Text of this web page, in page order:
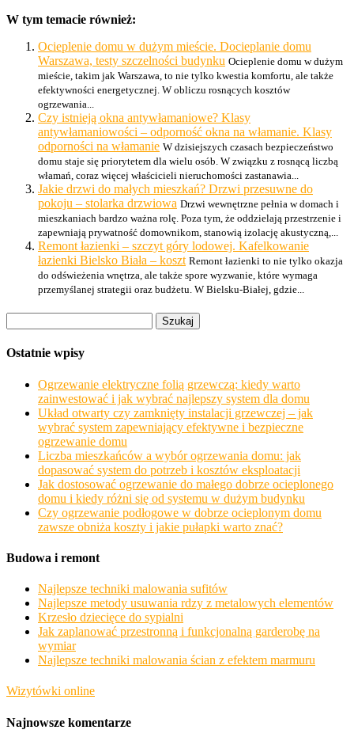
W tym temacie również:
Ocieplenie domu w dużym mieście. Docieplanie domu
Warszawa, testy szczelności budynku Ocieplenie domu w dużym
mieście, takim jak Warszawa, to nie tylko kwestia komfortu, ale także
efektywności energetycznej. W obliczu rosnących kosztów
ogrzewania...
Czy istnieją okna antywłamaniowe? Klasy
antywłamaniowości – odporność okna na włamanie. Klasy
odporności na włamanie W dzisiejszych czasach bezpieczeństwo
domu staje się priorytetem dla wielu osób. W związku z rosnącą liczbą
włamań, coraz więcej właścicieli nieruchomości zastanawia...
Jakie drzwi do małych mieszkań? Drzwi przesuwne do
pokoju – stolarka drzwiowa Drzwi wewnętrzne pełnia w domach i
mieszkaniach bardzo ważna rolę. Poza tym, że oddzielają przestrzenie i
zapewniają prywatność domownikom, stanowią izolację akustyczną,...
Remont łazienki – szczyt góry lodowej. Kafelkowanie
łazienki Bielsko Biała – koszt Remont łazienki to nie tylko okazja
do odświeżenia wnętrza, ale także spore wyzwanie, które wymaga
przemyślanej strategii oraz budżetu. W Bielsku-Białej, gdzie...
Ostatnie wpisy
Ogrzewanie elektryczne folią grzewczą: kiedy warto
zainwestować i jak wybrać najlepszy system dla domu
Układ otwarty czy zamknięty instalacji grzewczej – jak
wybrać system zapewniający efektywne i bezpieczne
ogrzewanie domu
Liczba mieszkańców a wybór ogrzewania domu: jak
dopasować system do potrzeb i kosztów eksploatacji
Jak dostosować ogrzewanie do małego dobrze ocieplonego
domu i kiedy różni się od systemu w dużym budynku
Czy ogrzewanie podłogowe w dobrze ocieplonym domu
zawsze obniża koszty i jakie pułapki warto znać?
Budowa i remont
Najlepsze techniki malowania sufitów
Najlepsze metody usuwania rdzy z metalowych elementów
Krzesło dziecięce do sypialni
Jak zaplanować przestronną i funkcjonalną garderobę na
wymiar
Najlepsze techniki malowania ścian z efektem marmuru
Wizytówki online
Najnowsze komentarze